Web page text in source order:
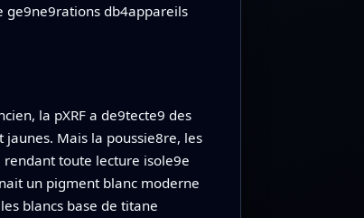
ge9ne9rations db4appareils
la pXRF a de9tecte9 des
Mais la poussie8re, les
toute lecture isole9e
un pigment blanc moderne
blancs base de titane